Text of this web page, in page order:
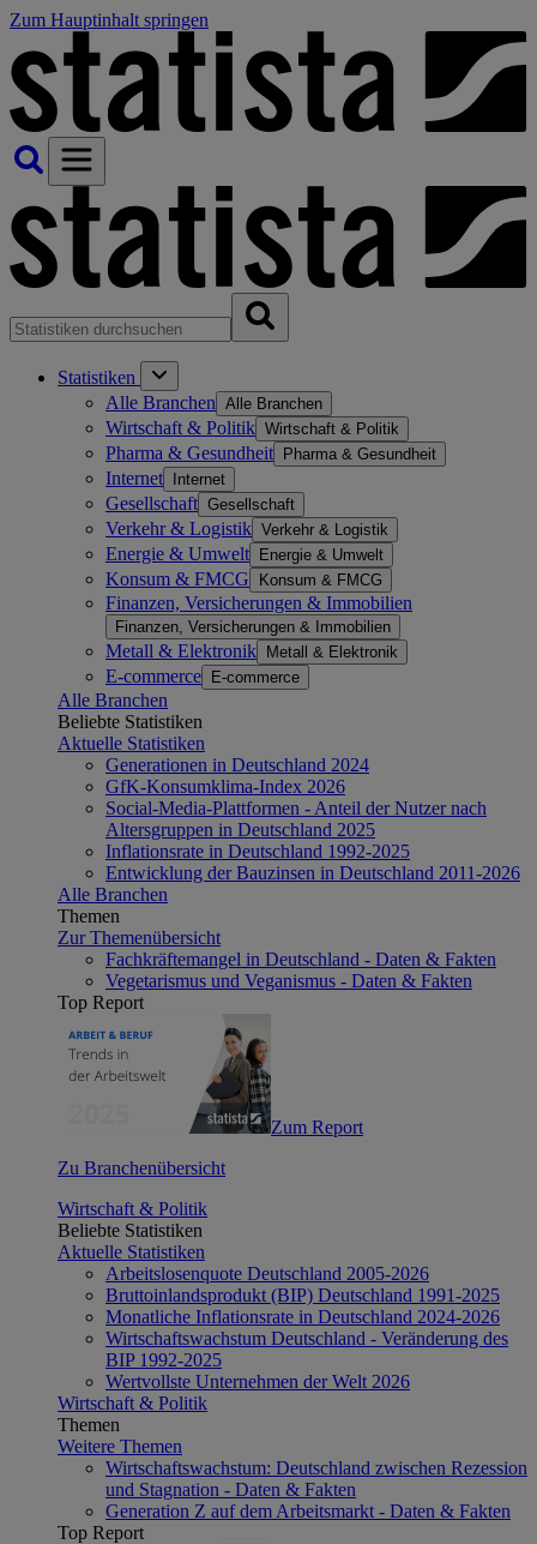
Zum Hauptinhalt springen
Statistiken
Alle Branchen Alle Branchen
Wirtschaft & Politik Wirtschaft & Politik
Pharma & Gesundheit Pharma & Gesundheit
Internet Internet
Gesellschaft Gesellschaft
Verkehr & Logistik Verkehr & Logistik
Energie & Umwelt Energie & Umwelt
Konsum & FMCG Konsum & FMCG
Finanzen, Versicherungen & Immobilien
Finanzen, Versicherungen & Immobilien
Metall & Elektronik Metall & Elektronik
E-commerce E-commerce
Alle Branchen
Beliebte Statistiken
Aktuelle Statistiken
Generationen in Deutschland 2024
GfK-Konsumklima-Index 2026
Social-Media-Plattformen - Anteil der Nutzer nach
Altersgruppen in Deutschland 2025
Inflationsrate in Deutschland 1992-2025
Entwicklung der Bauzinsen in Deutschland 2011-2026
Alle Branchen
Themen
Zur Themenübersicht
Fachkräftemangel in Deutschland - Daten & Fakten
Vegetarismus und Veganismus - Daten & Fakten
Top Report
Zum Report
Zu Branchenübersicht
Wirtschaft & Politik
Beliebte Statistiken
Aktuelle Statistiken
Arbeitslosenquote Deutschland 2005-2026
Bruttoinlandsprodukt (BIP) Deutschland 1991-2025
Monatliche Inflationsrate in Deutschland 2024-2026
Wirtschaftswachstum Deutschland - Veränderung des
BIP 1992-2025
Wertvollste Unternehmen der Welt 2026
Wirtschaft & Politik
Themen
Weitere Themen
Wirtschaftswachstum: Deutschland zwischen Rezession
und Stagnation - Daten & Fakten
Generation Z auf dem Arbeitsmarkt - Daten & Fakten
Top Report